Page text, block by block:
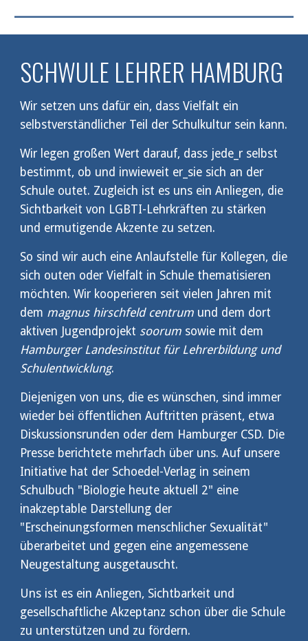
SCHWULE LEHRER HAMBURG
Wir setzen uns dafür ein, dass Vielfalt ein
selbstverständlicher Teil der Schulkultur sein kann.
Wir legen großen Wert darauf, dass jede_r selbst
bestimmt, ob und inwieweit er_sie sich an der
Schule outet. Zugleich ist es uns ein Anliegen, die
Sichtbarkeit von LGBTI-Lehrkräften zu stärken
und ermutigende Akzente zu setzen.
So sind wir auch eine Anlaufstelle für Kollegen, die
sich outen oder Vielfalt in Schule thematisieren
möchten. Wir kooperieren seit vielen Jahren mit
dem magnus hirschfeld centrum und dem dort
aktiven Jugendprojekt soorum
Hamburger Landesinstitut für Lehrerbildung und
Schulentwicklung.
Diejenigen von uns, die es wünschen, sind immer
wieder bei öffentlichen Auftritten präsent, etwa
Diskussionsrunden oder dem Hamburger CSD. Die
Presse berichtete mehrfach über uns. Auf unsere
Initiative hat der Schoedel-Verlag in seinem
Schulbuch "Biologie heute aktuell 2" eine
inakzeptable Darstellung der
"Erscheinungsformen menschlicher Sexualität"
überarbeitet und gegen eine angemessene
Neugestaltung ausgetauscht.
Uns ist es ein Anliegen, Sichtbarkeit und
gesellschaftliche Akzeptanz schon über die Schule
zu unterstützen und zu fördern.